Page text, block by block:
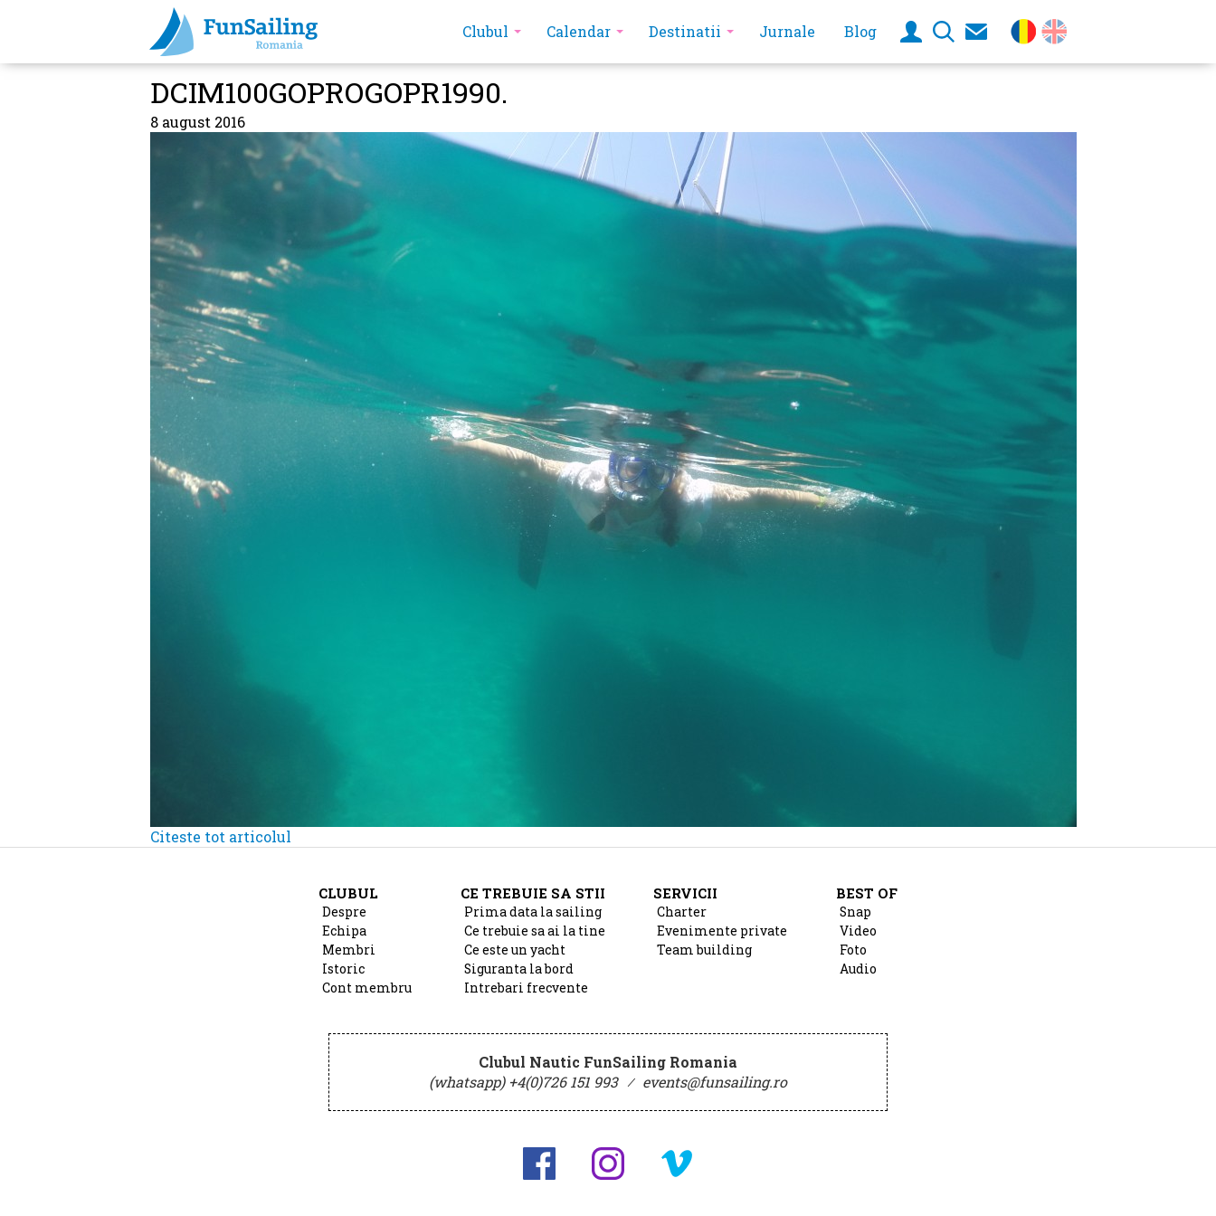
Clubul Calendar Destinatii Jurnale Blog
DCIM100GOPROGOPR1990.
8 august 2016
Citeste tot articolul
CLUBUL
Despre
Echipa
Membri
Istoric
Cont membru
CE TREBUIE SA STII
Prima data la sailing
Ce trebuie sa ai la tine
Ce este un yacht
Siguranta la bord
Intrebari frecvente
SERVICII
Charter
Evenimente private
Team building
BEST OF
Snap
Video
Foto
Audio
Clubul Nautic FunSailing Romania
(whatsapp) +4(0)726 151 993 ⁄ events@funsailing.ro